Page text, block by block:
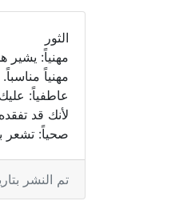
الثور
مهنياً:
مهنياً مناسباً.
عاطفياً:
لأنك قد
صحياً: تشعر
تم النشر بتاريخ 21 أكتوبر،